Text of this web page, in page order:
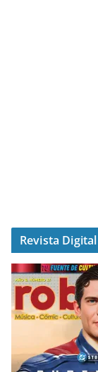
Revista Digital